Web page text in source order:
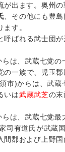
が出ます。奥州の
、その他にも豊
す。
呼ばれる武士団
は、武蔵七党の
の一族で、児玉郡
市)からは、武蔵
いは武蔵武芝の末
は、武蔵七党最
司有道氏が武蔵
間郡および上野